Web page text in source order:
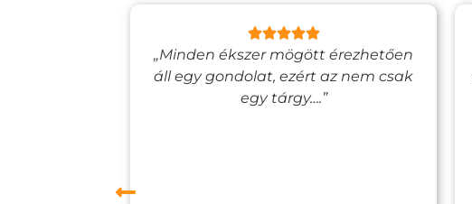
„Minden ékszer mögött érezhetően
áll egy gondolat, ezért az nem csak
egy tárgy….”